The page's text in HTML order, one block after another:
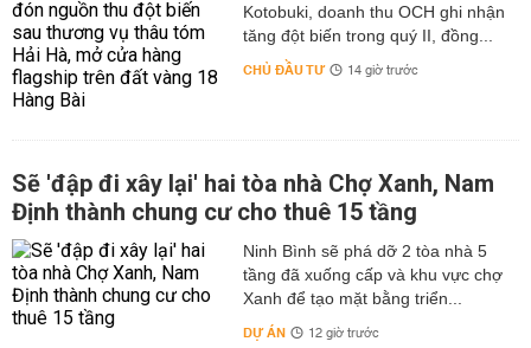
Kotobuki, doanh thu OCH ghi nhận
tăng đột biến trong quý II, đồng...
CHỦ ĐẦU TƯ 14 giờ trước
Sẽ 'đập đi xây lại' hai tòa nhà Chợ Xanh, Nam
Định thành chung cư cho thuê 15 tầng
Ninh Bình sẽ phá dỡ 2 tòa nhà 5
tầng đã xuống cấp và khu vực chợ
Xanh để tạo mặt bằng triển...
DỰ ÁN 12 giờ trước